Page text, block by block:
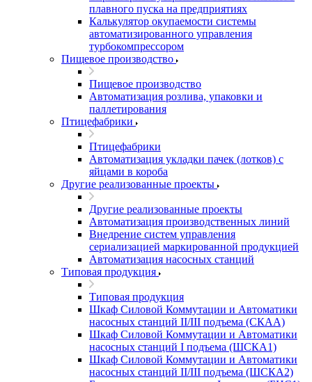
плавного пуска на предприятиях
Калькулятор окупаемости системы
автоматизированного управления
турбокомпрессором
Пищевое производство
Пищевое производство
Автоматизация розлива, упаковки и
паллетирования
Птицефабрики
Птицефабрики
Автоматизация укладки пачек (лотков) с
яйцами в короба
Другие реализованные проекты
Другие реализованные проекты
Автоматизация производственных линий
Внедрение систем управления
сериализацией маркированной продукцией
Автоматизация насосных станций
Типовая продукция
Типовая продукция
Шкаф Силовой Коммутации и Автоматики
насосных станций II/III подъема (СКАА)
Шкаф Силовой Коммутации и Автоматики
насосных станций I подъема (ШСКА1)
Шкаф Силовой Коммутации и Автоматики
насосных станций II/III подъема (ШСКА2)